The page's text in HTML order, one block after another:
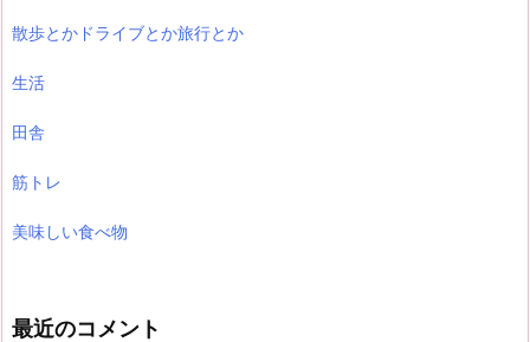
散歩とかドライブとか旅行とか
生活
田舎
筋トレ
美味しい食べ物
最近のコメント